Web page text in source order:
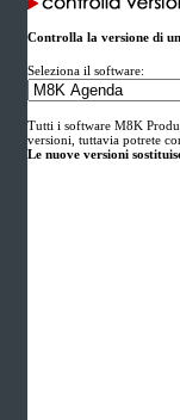
Controlla la versione di
Seleziona il software:
Tutti i software M8K
versioni, tuttavia potrete
Le nuove versioni